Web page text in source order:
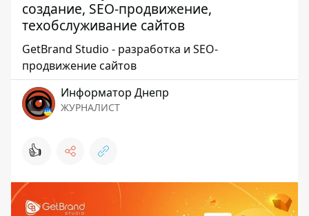
создание, SEO-продвижение,
техобслуживание сайтов
GetBrand Studio - разработка и SEO-
продвижение сайтов
Информатор Днепр
ЖУРНАЛИСТ
👍